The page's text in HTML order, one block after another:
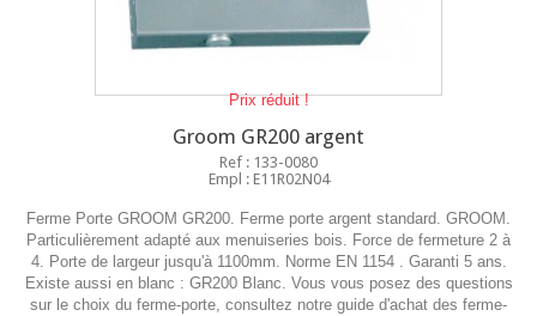
Prix réduit !
Groom GR200 argent
Ref : 133-0080
Empl : E11R02N04
Ferme Porte GROOM GR200. Ferme porte argent standard. GROOM.
Particulièrement adapté aux menuiseries bois. Force de fermeture 2 à
4. Porte de largeur jusqu'à 1100mm. Norme EN 1154 . Garanti 5 ans.
Existe aussi en blanc : GR200 Blanc. Vous vous posez des questions
sur le choix du ferme-porte, consultez notre guide d'achat des ferme-